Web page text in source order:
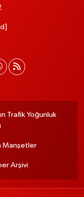
Trafik Yoğunluk
Manşetler
Arşivi